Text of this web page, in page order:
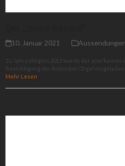
10. Januar 2021
Zu Jahresbeginn 2012 wurde der anerkannte
Besichtigung der Rostocker Orgel eingeladen
Mehr Lesen